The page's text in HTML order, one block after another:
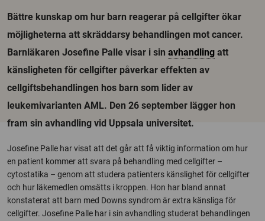
Bättre kunskap om hur barn reagerar på cellgifter ökar
möjligheterna att skräddarsy behandlingen mot cancer.
Barnläkaren Josefine Palle visar i sin avhandling att
känsligheten för cellgifter påverkar effekten av
cellgiftsbehandlingen hos barn som lider av
leukemivarianten AML. Den 26 september lägger hon
fram sin avhandling vid Uppsala universitet.
Josefine Palle har visat att det går att få viktig information om hur
en patient kommer att svara på behandling med cellgifter –
cytostatika – genom att studera patienters känslighet för cellgifter
och hur läkemedlen omsätts i kroppen. Hon har bland annat
konstaterat att barn med Downs syndrom är extra känsliga för
cellgifter. Josefine Palle har i sin avhandling studerat behandlingen